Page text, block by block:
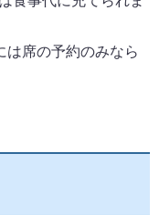
は席の予約のみなら